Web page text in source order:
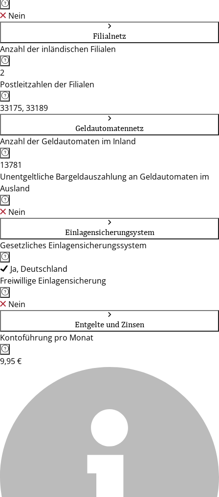
Nein
Filialnetz
Anzahl der inländischen Filialen
2
Postleitzahlen der Filialen
33175, 33189
Geldautomatennetz
Anzahl der Geldautomaten im Inland
13781
Unentgeltliche Bargeldauszahlung an Geldautomaten im
Ausland
Nein
Einlagensicherungsystem
Gesetzliches Einlagensicherungssystem
Ja, Deutschland
Freiwillige Einlagensicherung
Nein
Entgelte und Zinsen
Kontoführung pro Monat
9,95 €